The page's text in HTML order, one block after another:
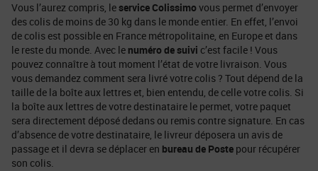
Vous l’aurez compris, leservice Colissimovous permet d’envoyer
des colis de moins de 30 kg dans le monde entier. En effet, l’envoi
de colis est possible en France métropolitaine, en Europe et dans
le reste du monde. Avec le numéro de suivi c’est facile ! Vous
pouvez connaître à tout moment l’état de votre livraison. Vous
vous demandez comment sera livré votre colis ? Tout dépend de la
taille de la boîte aux lettres et, bien entendu, de celle votre colis. Si
la boîte aux lettres de votre destinataire le permet, votre paquet
sera directement déposé dedans ou remis contre signature. En cas
d’absence de votre destinataire, le livreur déposera un avis de
passage et il devra se déplacer en bureau de Poste pour récupérer
son colis.